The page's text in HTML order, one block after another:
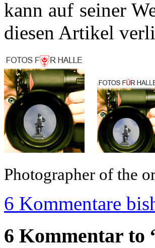
kann auf seiner
diesen Artikel
Photographer of the
6 Kommentare
6 Kommentar to